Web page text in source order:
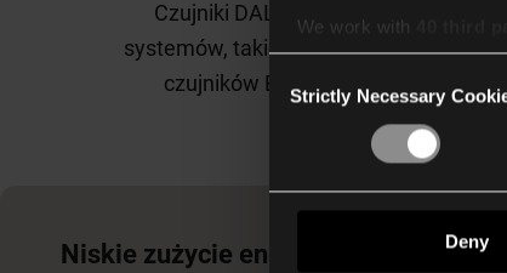
We work with
Selection
Strictly Necessary
Deny
Czujniki DALI-2 BMS zakłada się
systemów, takich jak sterowanie
czujników BMS zapewnia
Niskie zużycie energii elektrycznej